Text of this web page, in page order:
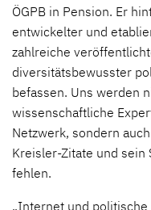
ÖGPB in Pension. Er
entwickelter und
zahlreiche
diversitätsbewusster
befassen. Uns werden
wissenschaftliche
Netzwerk, sondern
Kreisler-Zitate und sein
fehlen.
„Internet und